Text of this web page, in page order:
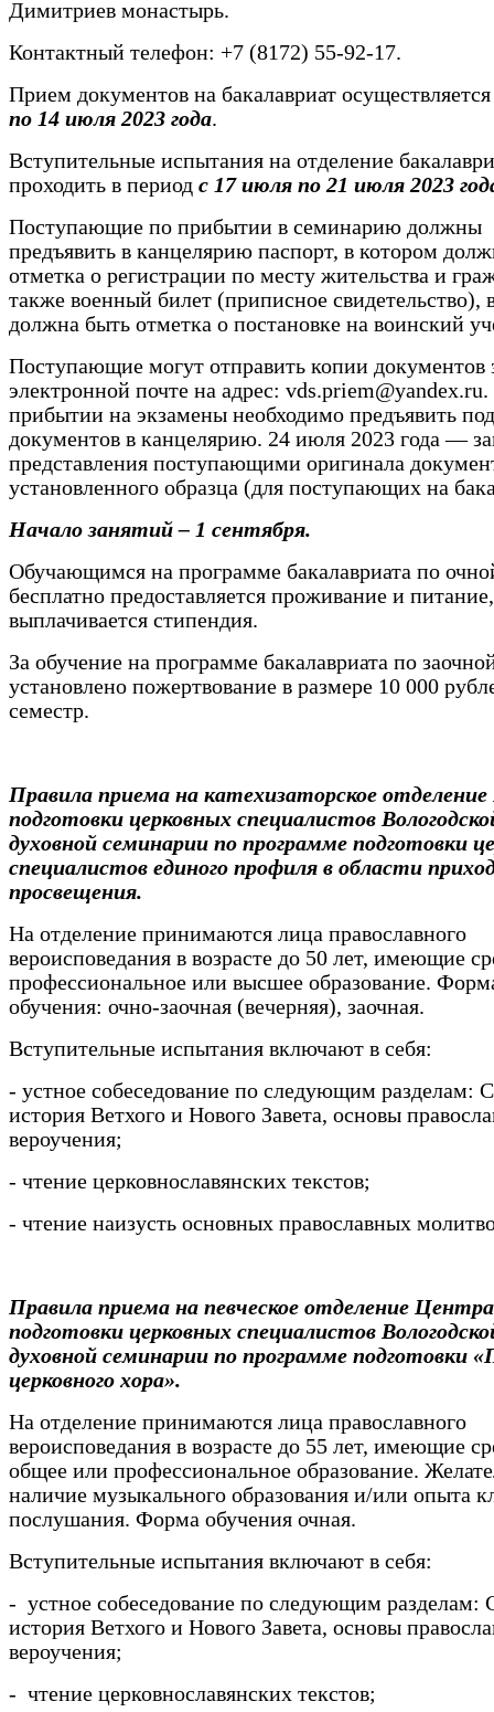
Димитриев монастырь.
Контактный телефон: +7 (8172) 55-92-17.
Прием документов на бакалавриат осуществляется
по 14 июля 2023 года.
Вступительные испытания на отделение
проходить в период с 17 июля по 21 июля 2023
Поступающие по прибытии в семинарию должны
предъявить в канцелярию паспорт, в котором
отметка о регистрации по месту жительства и
также военный билет (приписное свидетельство),
должна быть отметка о постановке на воинский
Поступающие могут отправить копии документов
электронной почте на адрес:
прибытии на экзамены необходимо предъявить
документов в канцелярию. 24 июля 2023 года —
представления поступающими оригинала
установленного образца (для поступающих на
Начало занятий – 1 сентября.
Обучающимся на программе бакалавриата по
бесплатно предоставляется проживание и питание,
выплачивается стипендия.
За обучение на программе бакалавриата по
установлено пожертвование в размере 10 000
семестр.
Правила приема на катехизаторское
подготовки церковных специалистов
духовной семинарии по программе подготовки
специалистов единого профиля в области
просвещения.
На отделение принимаются лица православного
вероисповедания в возрасте до 50 лет, имеющие
профессиональное или высшее образование.
обучения: очно-заочная (вечерняя), заочная.
Вступительные испытания включают в себя:
- устное собеседование по следующим разделам:
история Ветхого и Нового Завета, основы
вероучения;
- чтение церковнославянских текстов;
- чтение наизусть основных православных
Правила приема на певческое отделение Центра
подготовки церковных специалистов
духовной семинарии по программе подготовки
церковного хора».
На отделение принимаются лица православного
вероисповедания в возрасте до 55 лет, имеющие
общее или профессиональное образование.
наличие музыкального образования и/или опыта
послушания. Форма обучения очная.
Вступительные испытания включают в себя:
- устное собеседование по следующим разделам:
история Ветхого и Нового Завета, основы
вероучения;
- чтение церковнославянских текстов;